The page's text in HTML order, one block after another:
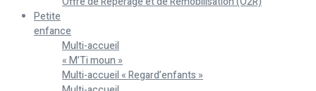
Petite
enfance
Multi-accueil
« M’Ti moun »
Multi-accueil « Regard’enfants »